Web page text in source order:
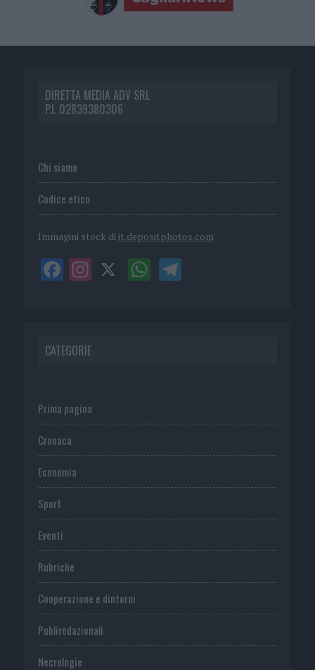
DIRETTA MEDIA ADV SRL
P.I. 02839380306
Chi siamo
Codice etico
Immagini stock di it.depositphotos.com
CATEGORIE
Prima pagina
Cronaca
Economia
Sport
Eventi
Rubriche
Cooperazione e dintorni
Publiredazionali
Necrologie